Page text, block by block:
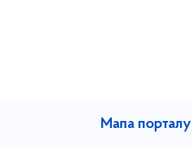
Мапа порталу